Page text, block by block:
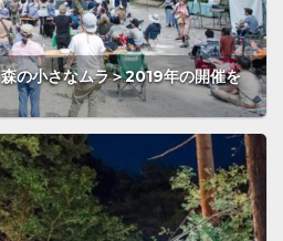
の小さなムラ＞2019年の開催を